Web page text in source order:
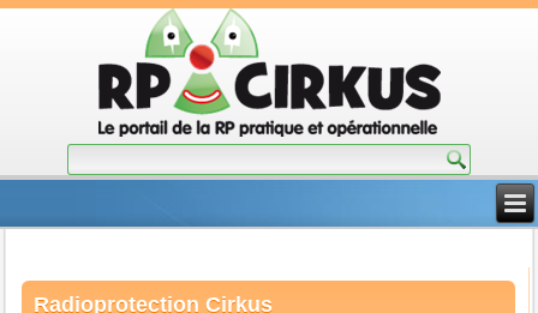
Radioprotection Cirkus